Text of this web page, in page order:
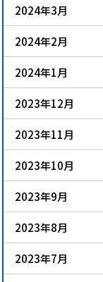
2024年3月
2024年2月
2024年1月
2023年12月
2023年11月
2023年10月
2023年9月
2023年8月
2023年7月